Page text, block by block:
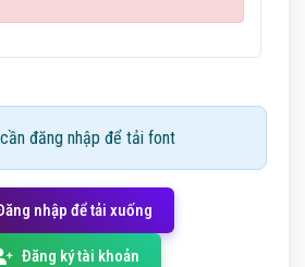
đăng nhập để tải font
nhập để tải xuống
Đăng ký tài khoản